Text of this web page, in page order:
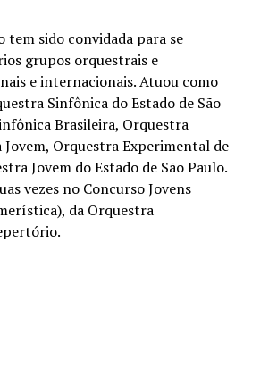
tem sido convidada para se
grupos orquestrais e
e internacionais. Atuou como
Sinfônica do Estado de São
Brasileira, Orquestra
Orquestra Experimental de
Jovem do Estado de São Paulo.
vezes no Concurso Jovens
da Orquestra